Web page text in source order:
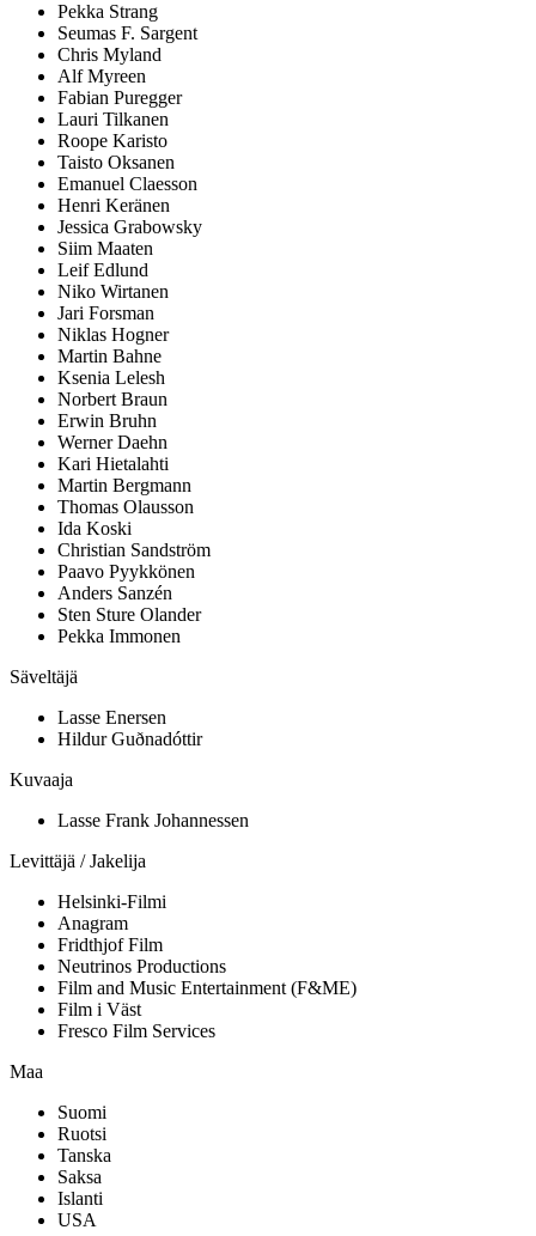
Pekka Strang
Seumas F. Sargent
Chris Myland
Alf Myreen
Fabian Puregger
Lauri Tilkanen
Roope Karisto
Taisto Oksanen
Emanuel Claesson
Henri Keränen
Jessica Grabowsky
Siim Maaten
Leif Edlund
Niko Wirtanen
Jari Forsman
Niklas Hogner
Martin Bahne
Ksenia Lelesh
Norbert Braun
Erwin Bruhn
Werner Daehn
Kari Hietalahti
Martin Bergmann
Thomas Olausson
Ida Koski
Christian Sandström
Paavo Pyykkönen
Anders Sanzén
Sten Sture Olander
Pekka Immonen
Säveltäjä
Lasse Enersen
Hildur Guðnadóttir
Kuvaaja
Lasse Frank Johannessen
Levittäjä / Jakelija
Helsinki-Filmi
Anagram
Fridthjof Film
Neutrinos Productions
Film and Music Entertainment (F&ME)
Film i Väst
Fresco Film Services
Maa
Suomi
Ruotsi
Tanska
Saksa
Islanti
USA